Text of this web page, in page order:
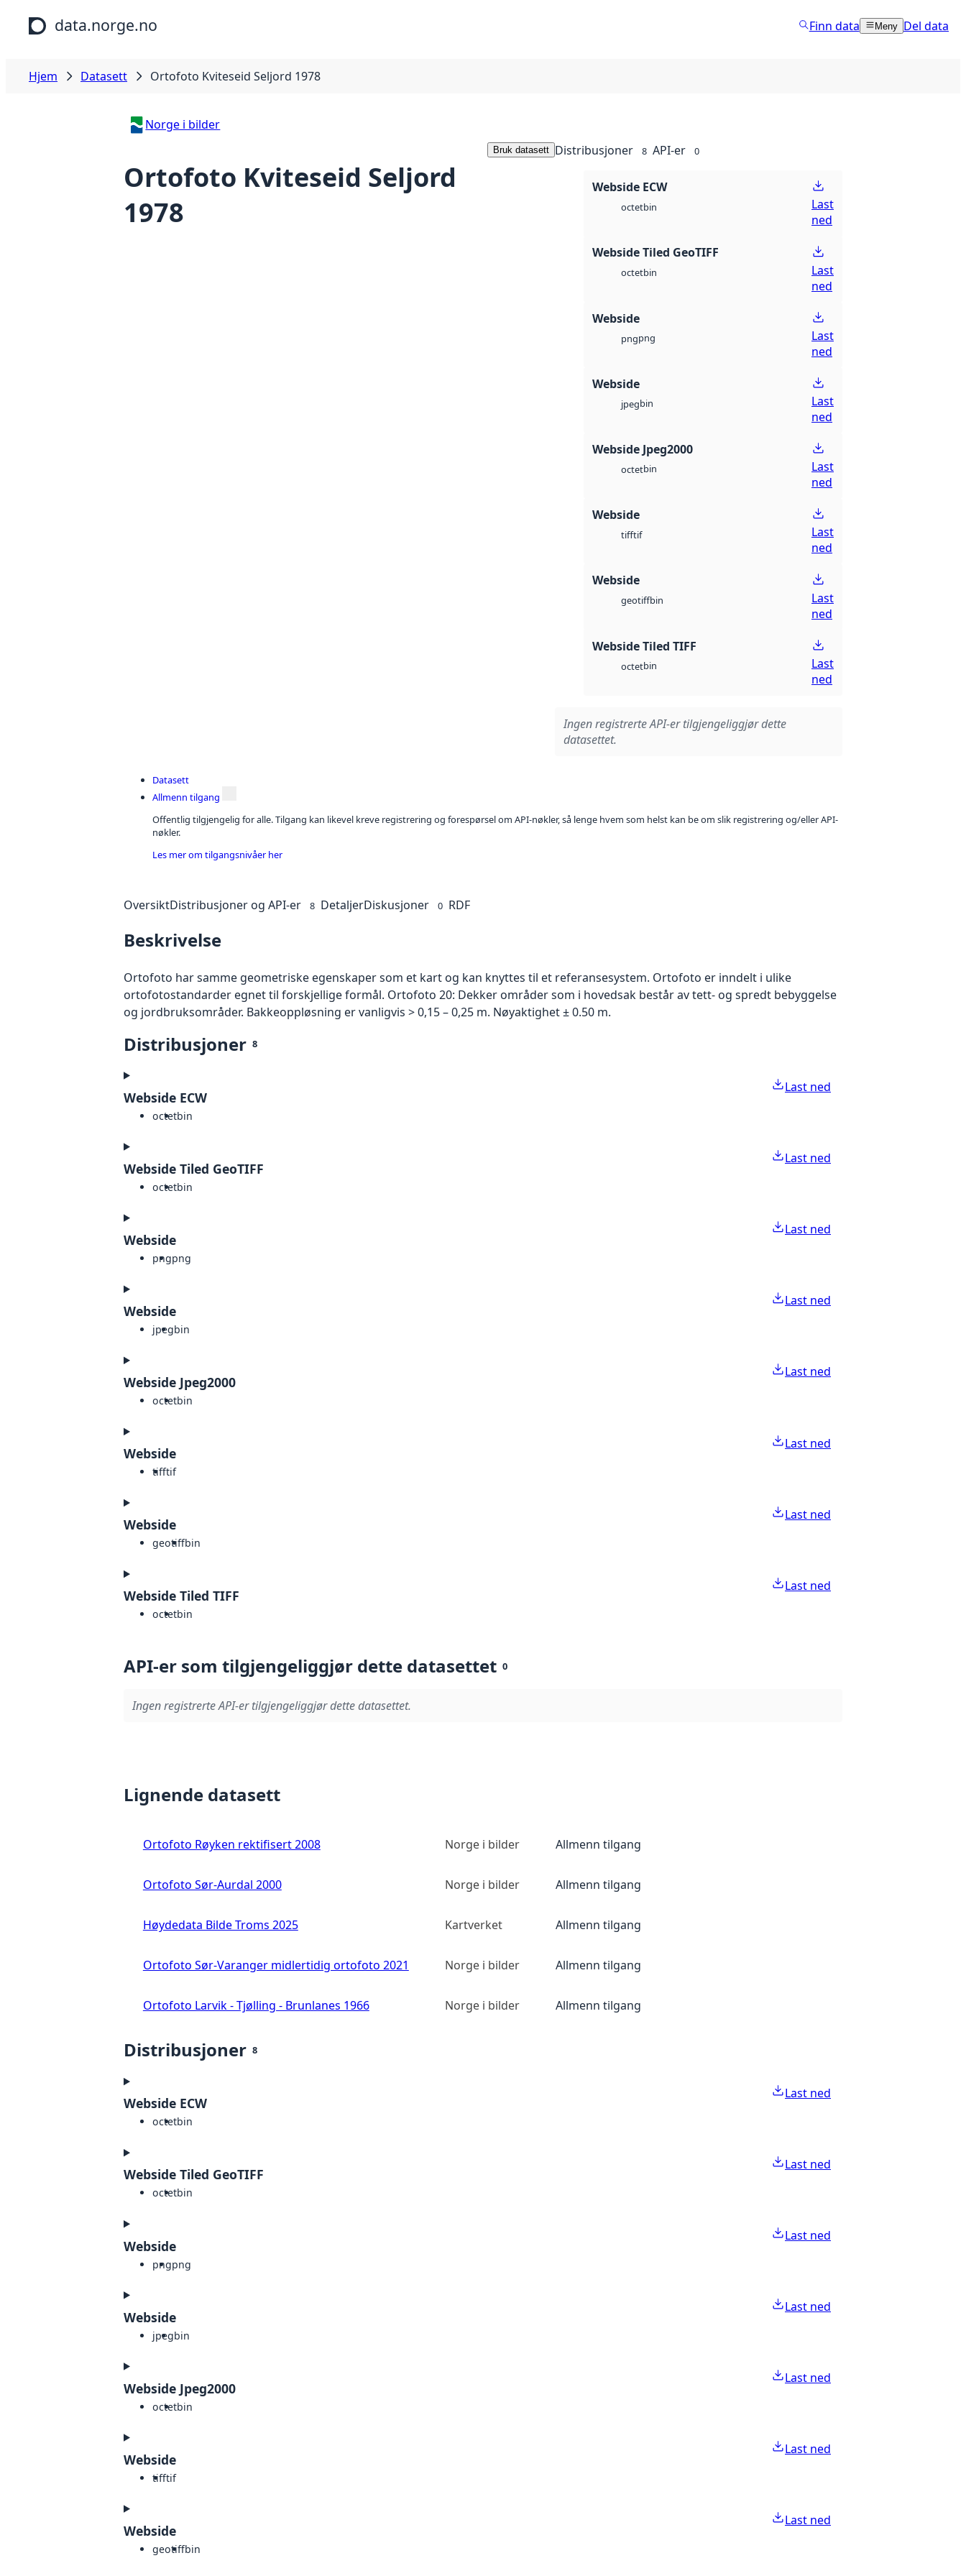
Hopp til hovedinnhold
data.norge.no Finn data Meny Del data
Hjem Datasett Ortofoto Kviteseid Seljord 1978
Norge i bilder
Ortofoto Kviteseid Seljord
1978
Bruk datasett Distribusjoner 8 API-er 0
Webside ECW
octetbin
Last
ned
Webside Tiled GeoTIFF
octetbin
Last
ned
Webside
pngpng
Last
ned
Webside
jpegbin
Last
ned
Webside Jpeg2000
octetbin
Last
ned
Webside
tifftif
Last
ned
Webside
geotiffbin
Last
ned
Webside Tiled TIFF
octetbin
Last
ned
Ingen registrerte API-er tilgjengeliggjør dette
datasettet.
Datasett
Allmenn tilgang
Offentlig tilgjengelig for alle. Tilgang kan likevel kreve registrering og forespørsel om API-nøkler, så lenge hvem som helst kan be om slik registrering og/eller API-
nøkler.
Les mer om tilgangsnivåer her
OversiktDistribusjoner og API-er 8 DetaljerDiskusjoner 0 RDF
Beskrivelse
Ortofoto har samme geometriske egenskaper som et kart og kan knyttes til et referansesystem. Ortofoto er inndelt i ulike
ortofotostandarder egnet til forskjellige formål. Ortofoto 20: Dekker områder som i hovedsak består av tett- og spredt bebyggelse
og jordbruksområder. Bakkeoppløsning er vanligvis > 0,15 – 0,25 m. Nøyaktighet ± 0.50 m.
Distribusjoner 8
Webside ECW
octetbin
Last ned
Webside Tiled GeoTIFF
octetbin
Last ned
Webside
pngpng
Last ned
Webside
jpegbin
Last ned
Webside Jpeg2000
octetbin
Last ned
Webside
tifftif
Last ned
Webside
geotiffbin
Last ned
Webside Tiled TIFF
octetbin
Last ned
API-er som tilgjengeliggjør dette datasettet 0
Ingen registrerte API-er tilgjengeliggjør dette datasettet.
Lignende datasett
Ortofoto Røyken rektifisert 2008 Norge i bilder Allmenn tilgang
Ortofoto Sør-Aurdal 2000 Norge i bilder Allmenn tilgang
Høydedata Bilde Troms 2025 Kartverket Allmenn tilgang
Ortofoto Sør-Varanger midlertidig ortofoto 2021 Norge i bilder Allmenn tilgang
Ortofoto Larvik - Tjølling - Brunlanes 1966 Norge i bilder Allmenn tilgang
Distribusjoner 8
Webside ECW
octetbin
Last ned
Webside Tiled GeoTIFF
octetbin
Last ned
Webside
pngpng
Last ned
Webside
jpegbin
Last ned
Webside Jpeg2000
octetbin
Last ned
Webside
tifftif
Last ned
Webside
geotiffbin
Last ned